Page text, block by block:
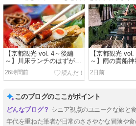
【京都観光 vol. 4～後編
～】川床ランチのはずがテ
ラス席！？でも、絶品「山
水御膳」で夏を満喫
26時間前
【京都観光
～】雨の貴船
ランチ」は幻に⁉
2日前
このブログのここがポイント
シニア視点のユニークな旅と
年代を重ねた筆者が日常のささやかな冒険や